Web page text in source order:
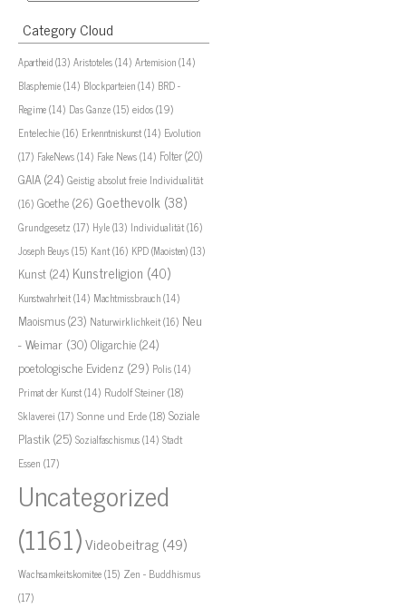
Category Cloud
Apartheid(13) Aristoteles(14) Artemision(14)
Blasphemie(14) Blockparteien(14) BRD -
Regime(14) Das Ganze(15) eidos(19)
Entelechie(16) Erkenntniskunst(14) Evolution
(17) FakeNews(14) Fake News(14) Folter(20)
GAIA(24) Geistig absolut freie Individualität
(16) Goethe(26) Goethevolk (38)
Grundgesetz (17) Hyle(13) Individualität(16)
Joseph Beuys(15) Kant(16) KPD (Maoisten)(13)
Kunst(24) Kunstreligion (40)
Kunstwahrheit(14) Machtmissbrauch(14)
Maoismus(23) Naturwirklichkeit(16) Neu
- Weimar (30)Oligarchie(24)
poetologische Evidenz (29) Polis(14)
Primat der Kunst(14) Rudolf Steiner(18)
Sklaverei (17) Sonne und Erde(18) Soziale
Plastik(25) Sozialfaschismus(14) Stadt
Essen (17)
Uncategorized
(1161)Videobeitrag(49)
Wachsamkeitskomitee(15) Zen - Buddhismus
(17)